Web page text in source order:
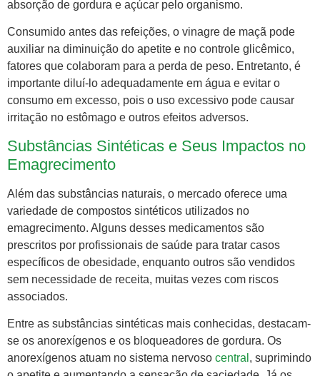
absorção de gordura e açúcar pelo organismo.
Consumido antes das refeições, o vinagre de maçã pode
auxiliar na diminuição do apetite e no controle glicêmico,
fatores que colaboram para a perda de peso. Entretanto, é
importante diluí-lo adequadamente em água e evitar o
consumo em excesso, pois o uso excessivo pode causar
irritação no estômago e outros efeitos adversos.
Substâncias Sintéticas e Seus Impactos no
Emagrecimento
Além das substâncias naturais, o mercado oferece uma
variedade de compostos sintéticos utilizados no
emagrecimento. Alguns desses medicamentos são
prescritos por profissionais de saúde para tratar casos
específicos de obesidade, enquanto outros são vendidos
sem necessidade de receita, muitas vezes com riscos
associados.
Entre as substâncias sintéticas mais conhecidas, destacam-
se os anorexígenos e os bloqueadores de gordura. Os
anorexígenos atuam no sistema nervoso central , suprimindo